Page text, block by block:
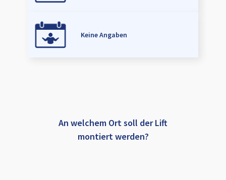
Keine Angaben
An welchem Ort soll der Lift
montiert werden?